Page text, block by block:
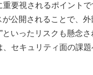
要視されるポイントで
公開されることで、外
といったリスクも懸念
、セキュリティ面の課